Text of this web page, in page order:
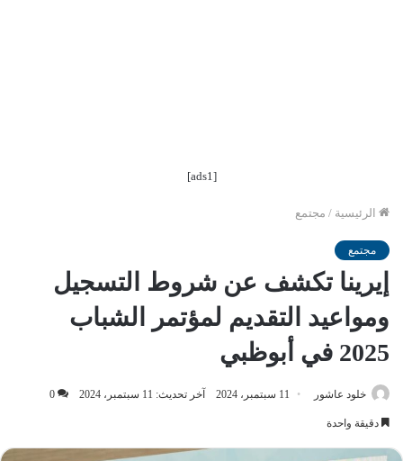
[ads1]
الرئيسية / مجتمع
مجتمع
إيرينا تكشف عن شروط التسجيل
ومواعيد التقديم لمؤتمر الشباب
2025 في أبوظبي
خلود عاشور 11 سبتمبر، 2024 آخر تحديث: 11 سبتمبر، 2024 0
دقيقة واحدة